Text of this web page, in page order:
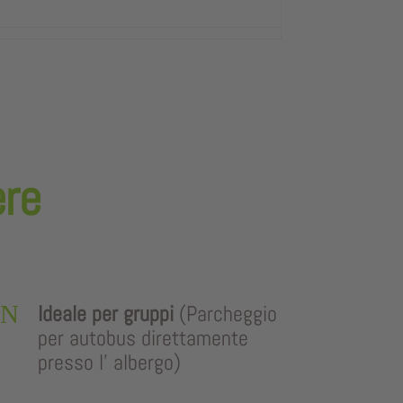
N Ideale per gruppi(Parcheggio
per autobus direttamente
presso l’ albergo)